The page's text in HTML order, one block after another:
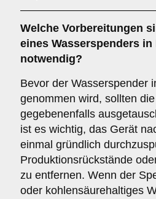
Welche Vorbereitungen
eines Wasserspenders
notwendig?
Bevor der Wasserspender
genommen wird, sollten
gegebenenfalls
ist es wichtig, das Gerät
einmal gründlich
Produktionsrückstände
zu entfernen. Wenn der
oder kohlensäurehaltiges